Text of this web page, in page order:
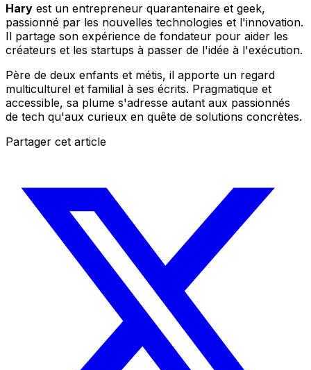
Hary est un entrepreneur quarantenaire et geek,
passionné par les nouvelles technologies et l'innovation.
Il partage son expérience de fondateur pour aider les
créateurs et les startups à passer de l'idée à l'exécution.
Père de deux enfants et métis, il apporte un regard
multiculturel et familial à ses écrits. Pragmatique et
accessible, sa plume s'adresse autant aux passionnés
de tech qu'aux curieux en quête de solutions concrètes.
Partager cet article